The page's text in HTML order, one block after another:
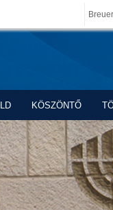
KÖSZÖNTŐ